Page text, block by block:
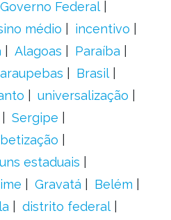
Governo Federal
médio
incentivo
Alagoas
Paraíba
Brasil
universalização
Sergipe
estaduais
Gravatá
Belém
distrito federal